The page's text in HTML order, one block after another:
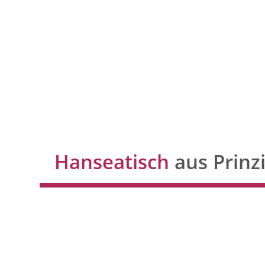
Hanseatisch aus